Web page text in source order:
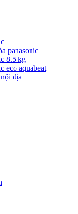
panasonic
8.5 kg
eco aquabeat
địa